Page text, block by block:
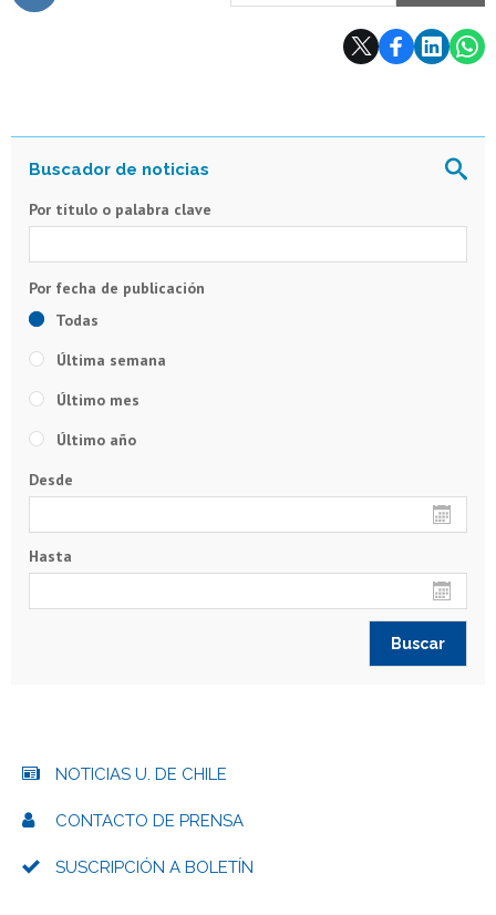
Por título o palabra clave
Todas
Última semana
Último mes
Último año
Desde
Hasta
NOTICIAS U. DE CHILE
CONTACTO DE PRENSA
SUSCRIPCIÓN A BOLETÍN